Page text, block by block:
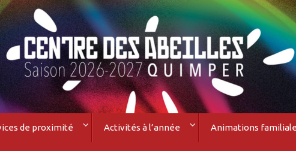
de proximité Activités à l’année Animations familiale